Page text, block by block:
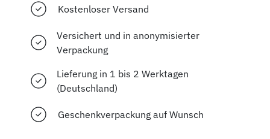
Kostenloser Versand
Versichert und in anonymisierter
Verpackung
Lieferung in 1 bis 2 Werktagen
(Deutschland)
Geschenkverpackung auf Wunsch